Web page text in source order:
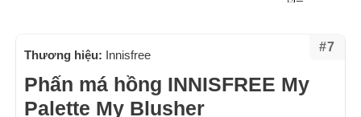
#7
Thương hiệu: Innisfree
Phấn má hồng INNISFREE My
Palette My Blusher